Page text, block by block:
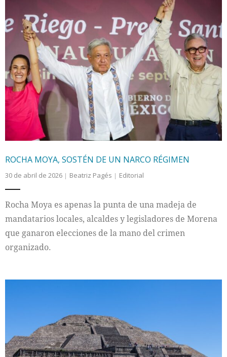
ROCHA MOYA, SOSTÉN DE UN NARCO RÉGIMEN
30 de abril de 2026 Beatriz Pagés Editorial
Rocha Moya es apenas la punta de una madeja de
mandatarios locales, alcaldes y legisladores de Morena
que ganaron elecciones de la mano del crimen
organizado.